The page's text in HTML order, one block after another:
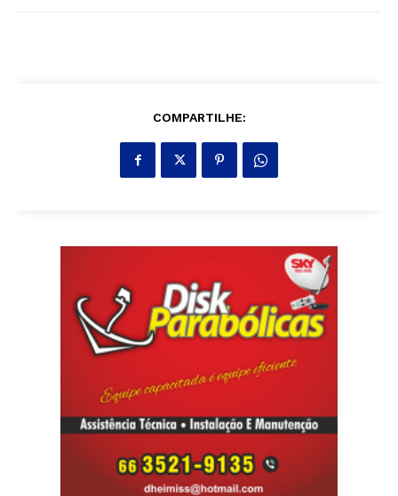
COMPARTILHE: